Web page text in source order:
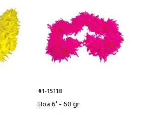
#1-15118
Boa 6' - 60 gr